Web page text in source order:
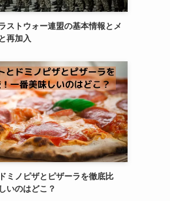
ストウォー連盟の基本情報とメ
再加入
ミノピザとピザーラを徹底比
いのはどこ？